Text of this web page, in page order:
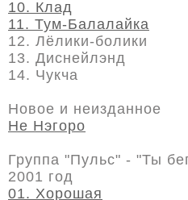
10. Клад
11. Тум-Балалайка
12. Лёлики-болики
13. Диснейлэнд
14. Чукча
Новое и неизданное
Не Нэгоро
Группа "Пульс" - "Ты
2001 год
01. Хорошая